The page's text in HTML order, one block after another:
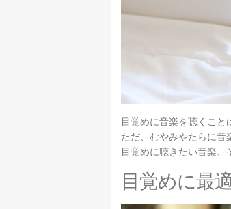
目覚めに音楽を聴くこと
ただ、むやみやたらに音
目覚めに聴きたい音楽、
目覚めに最